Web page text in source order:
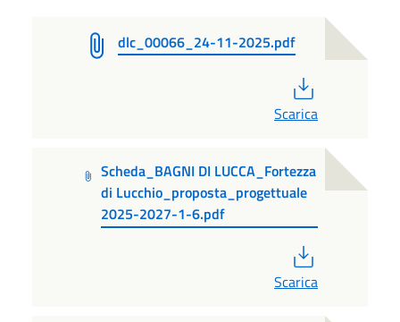
dlc_00066_24-11-2025.pdf
Scarica
Scheda_BAGNI DI LUCCA_Fortezza
di Lucchio_proposta_progettuale
2025-2027-1-6.pdf
Scarica